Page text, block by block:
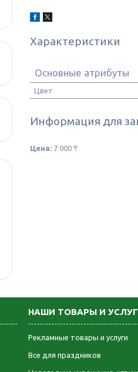
Характеристики
Основные атрибуты
Цвет
Информация для
Цена: 7 000 ₸
НАШИ ТОВАРЫ И
Рекламные товары и услуги
Все для праздников